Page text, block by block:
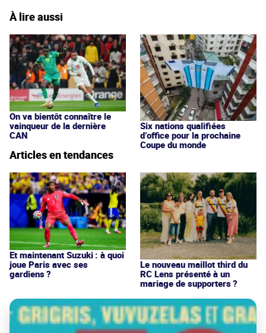
À lire aussi
On va bientôt connaître le
vainqueur de la dernière
CAN
Six nations qualifiées
d’office pour la prochaine
Coupe du monde
Articles en tendances
Et maintenant Suzuki : à quoi
joue Paris avec ses
gardiens ?
Le nouveau maillot third du
RC Lens présenté à un
mariage de supporters ?